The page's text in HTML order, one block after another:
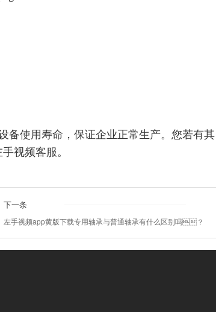
使用寿命，保证企业正常生产。您若有其
频客服。
下一条
左手视频app黄版下载专用轴承与普通轴承有什么区别吗？